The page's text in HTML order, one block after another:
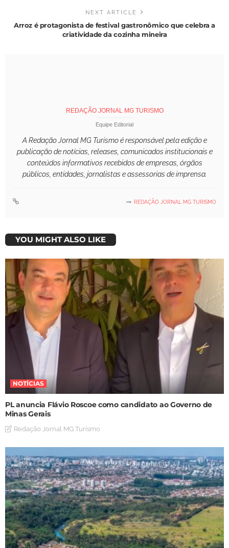
NEXT ARTICLE
Arroz é protagonista de festival gastronômico que celebra a
criatividade da cozinha mineira
REDAÇÃO JORNAL MG TURISMO
Equipe Editorial
A Redação Jornal MG Turismo é responsável pela edição e
publicação de notícias, releases, comunicados institucionais e
conteúdos informativos recebidos de empresas, órgãos
públicos, entidades, jornalistas e assessorias de imprensa.
REDAÇÃO JORNAL MG TURISMO
YOU MIGHT ALSO LIKE
NOTÍCIAS
PL anuncia Flávio Roscoe como candidato ao Governo de
Minas Gerais
Redação Jornal MG Turismo